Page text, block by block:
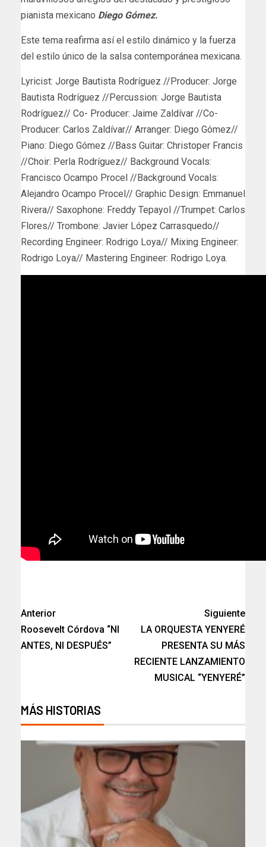
pianista mexicano Diego Gómez.
Este tema reafirma así el estilo dinámico y la fuerza
del estilo único de la salsa contemporánea mexicana.
Lyricist: Jorge Bautista Rodríguez //Producer: Jorge
Bautista Rodríguez //Percussion: Jorge Bautista
Rodríguez// Co- Producer: Jaime Zaldívar //Co-
Producer: Carlos Zaldívar// Arranger: Diego Gómez//
Piano: Diego Gómez //Bass Guitar: Christoper Francis
//Choir: Perla Rodríguez// Background Vocals:
Francisco Ocampo Procel //Background Vocals:
Alejandro Ocampo Procel// Graphic Design: Emmanuel
Rivera// Saxophone: Freddy Tepayol //Trumpet: Carlos
Flores// Trombone: Javier López Carrasquedo//
Recording Engineer: Rodrigo Loya// Mixing Engineer:
Rodrigo Loya// Mastering Engineer: Rodrigo Loya.
Anterior
Roosevelt Córdova “NI
ANTES, NI DESPUÉS”
Siguiente
LA ORQUESTA YENYERÉ
PRESENTA SU MÁS
RECIENTE LANZAMIENTO
MUSICAL “YENYERÉ”
MÁS HISTORIAS